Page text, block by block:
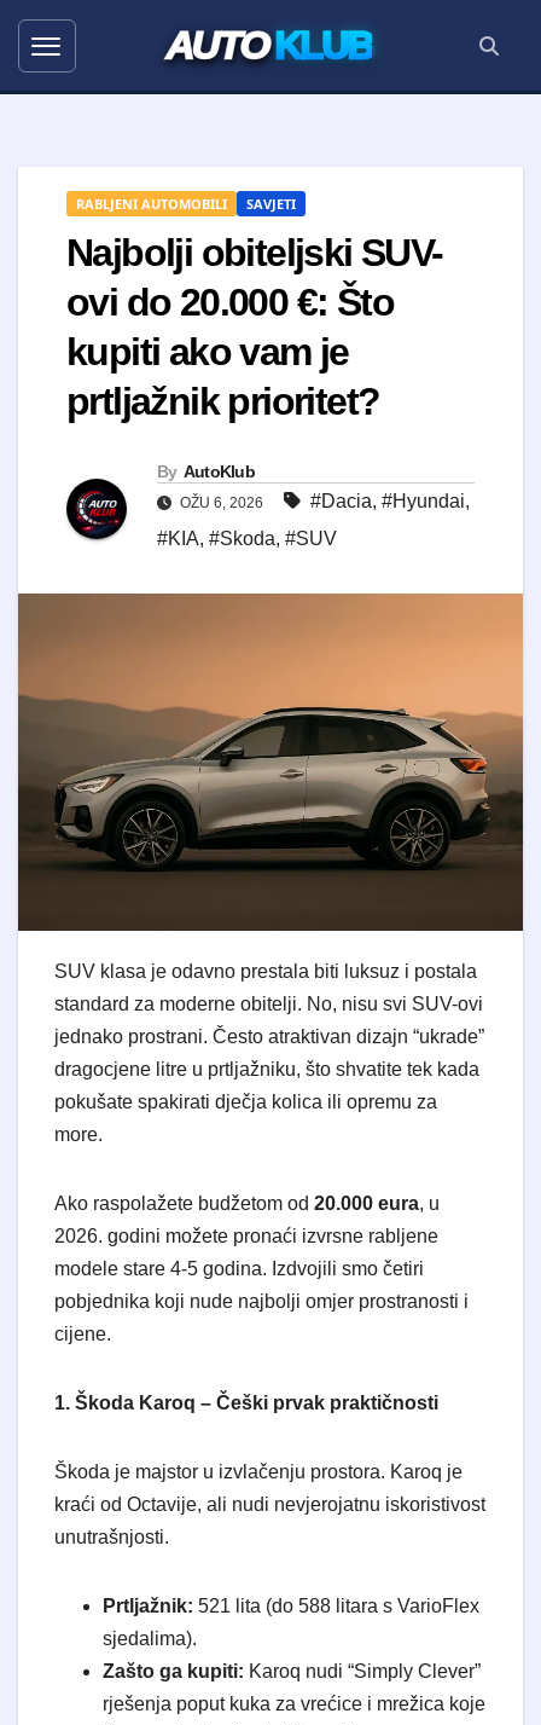
AUTOKLUB
RABLJENI AUTOMOBILI SAVJETI
Najbolji obiteljski SUV-
ovi do 20.000 €: Što
kupiti ako vam je
prtljažnik prioritet?
By AutoKlub
OŽU 6, 2026 #Dacia, #Hyundai,
#KIA, #Skoda, #SUV
SUV klasa je odavno prestala biti luksuz i postala
standard za moderne obitelji. No, nisu svi SUV-ovi
jednako prostrani. Često atraktivan dizajn “ukrade”
dragocjene litre u prtljažniku, što shvatite tek kada
pokušate spakirati dječja kolica ili opremu za
more.
​Ako raspolažete budžetom od 20.000 eura, u
2026. godini možete pronaći izvrsne rabljene
modele stare 4-5 godina. Izdvojili smo četiri
pobjednika koji nude najbolji omjer prostranosti i
cijene.
1. Škoda Karoq – Češki prvak praktičnosti
​Škoda je majstor u izvlačenju prostora. Karoq je
kraći od Octavije, ali nudi nevjerojatnu iskoristivost
unutrašnjosti.
Prtljažnik: 521 lita (do 588 litara s VarioFlex
sjedalima).
Zašto ga kupiti: Karoq nudi “Simply Clever”
rješenja poput kuka za vrećice i mrežica koje